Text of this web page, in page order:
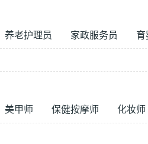
养老护理员 家政服务员 育
美甲师 保健按摩师 化妆师